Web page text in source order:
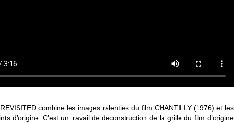
combine les images ralenties du film CHANTILLY (1976) et les
d’origine. C’est un travail de déconstruction de la grille du film d’origine